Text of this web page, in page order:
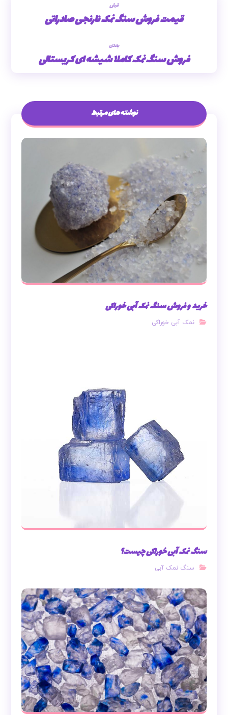
قبلی
قیمت فروش سنگ نمک نارنجی صادراتی
بعدی
فروش سنگ نمک کاملا شیشه ای کریستالی
نوشته های مرتبط
خرید و فروش سنگ نمک آبی خوراکی
نمک آبی خوراکی
سنگ نمک آبی خوراکی چیست؟
سنگ نمک آبی